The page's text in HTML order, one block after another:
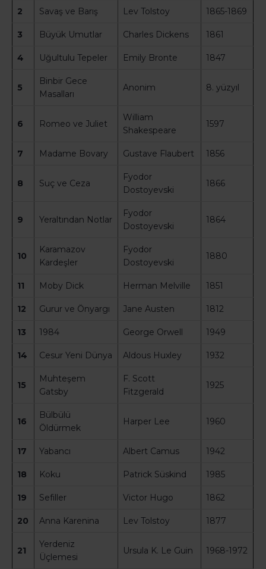
2 Savaş ve Barış Lev Tolstoy 1865-1869
3 Büyük Umutlar Charles Dickens 1861
4 Uğultulu Tepeler Emily Bronte 1847
5
Binbir Gece
Masalları
Anonim 8. yüzyıl
6 Romeo ve Juliet
William
Shakespeare
1597
7 Madame Bovary Gustave Flaubert 1856
8 Suç ve Ceza
Fyodor
Dostoyevski
1866
9 Yeraltından Notlar
Fyodor
Dostoyevski
1864
10
Karamazov
Kardeşler
Fyodor
Dostoyevski
1880
11 Moby Dick Herman Melville 1851
12 Gurur ve Önyargı Jane Austen 1812
13 1984 George Orwell 1949
14 Cesur Yeni Dünya Aldous Huxley 1932
15
Muhteşem
Gatsby
F. Scott
Fitzgerald
1925
16
Bülbülü
Öldürmek
Harper Lee 1960
17 Yabancı Albert Camus 1942
18 Koku Patrick Süskind 1985
19 Sefiller Victor Hugo 1862
20 Anna Karenina Lev Tolstoy 1877
21
Yerdeniz
Üçlemesi
Ursula K. Le Guin 1968-1972